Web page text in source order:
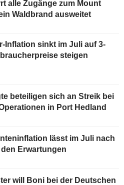
alle Zugänge zum Mount
Waldbrand ausweitet
Inflation sinkt im Juli auf 3-
steigen
beteiligen sich an Streik bei
in Port Hedland
lässt im Juli nach
Erwartungen
will Boni bei der Deutschen